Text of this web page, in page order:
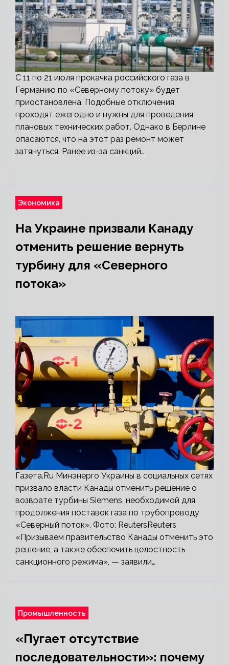
С 11 по 21 июля прокачка российского газа в
Германию по «Северному потоку» будет
приостановлена. Подобные отключения
проходят ежегодно и нужны для проведения
плановых технических работ. Однако в Берлине
опасаются, что на этот раз ремонт может
затянуться. Ранее из-за санкций…
Экономика
На Украине призвали Канаду
отменить решение вернуть
турбину для «Северного
потока»
Газета.Ru Минэнерго Украины в социальных сетях
призвало власти Канады отменить решение о
возврате турбины Siemens, необходимой для
продолжения поставок газа по трубопроводу
«Северный поток». Фото: ReutersReuters
«Призываем правительство Канады отменить это
решение, а также обеспечить целостность
санкционного режима», — заявили…
Промышленность
«Пугает отсутствие
последовательности»: почему